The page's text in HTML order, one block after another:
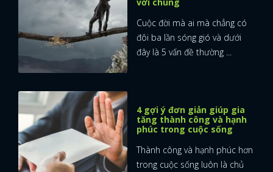
FACEBOOK GOOGLE
Cuộc đời mà ai mà chẳng có
đôi ba lần sóng gió và dưới
đây là 5 vấn đề thường ...
4 gợi ý đơn giản giúp gia
tăng thành công và hạnh
phúc trong cuộc sống
Thành công và hạnh phúc hơn
trong cuộc sống luôn là chủ